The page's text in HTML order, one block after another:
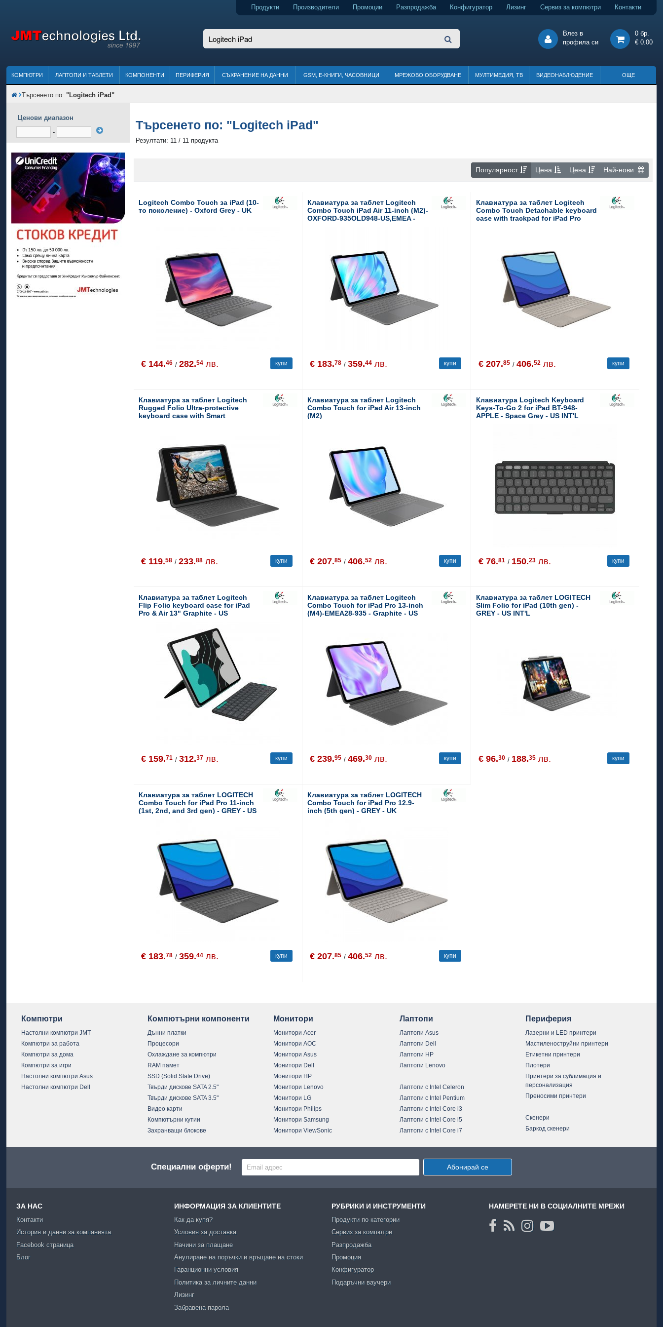
Продукти Производители Промоции Разпродажба Конфигуратор Лизинг Сервиз за компютри Контакти
Влез в
профила си
0 бр.
€ 0.00
КОМПЮТРИ ЛАПТОПИ И ТАБЛЕТИ КОМПОНЕНТИ ПЕРИФЕРИЯ СЪХРАНЕНИЕ НА ДАННИ GSM, Е-КНИГИ, ЧАСОВНИЦИ МРЕЖОВО ОБОРУДВАНЕ МУЛТИМЕДИЯ, ТВ ВИДЕОНАБЛЮДЕНИЕ ОЩЕ
Търсенето по: "Logitech iPad"
Ценови диапазон
-
Търсенето по: "Logitech iPad"
Резултати: 11 / 11 продукта
Популярност Цена Цена Най-нови
Logitech Combo Touch за iPad (10-
то поколение) - Oxford Grey - UK
€ 144.46 /282.54 лв. купи
Клавиатура за таблет Logitech
Combo Touch iPad Air 11-inch (M2)-
OXFORD-935OLD948-US,EMEA -
€ 183.78 /359.44 лв. купи
Клавиатура за таблет Logitech
Combo Touch Detachable keyboard
case with trackpad for iPad Pro
€ 207.85 / 406.52 лв. купи
Клавиатура за таблет Logitech
Rugged Folio Ultra-protective
keyboard case with Smart
€ 119.58 /233.88 лв. купи
Клавиатура за таблет Logitech
Combo Touch for iPad Air 13-inch
(M2)
€ 207.85 /406.52 лв. купи
Клавиатура Logitech Keyboard
Keys-To-Go 2 for iPad BT-948-
APPLE - Space Grey - US INT'L
€ 76.81 / 150.23 лв. купи
Клавиатура за таблет Logitech
Flip Folio keyboard case for iPad
Pro & Air 13" Graphite - US
€ 159.71 /312.37 лв. купи
Клавиатура за таблет Logitech
Combo Touch for iPad Pro 13-inch
(M4)-EMEA28-935 - Graphite - US
€ 239.95 /469.30 лв. купи
Клавиатура за таблет LOGITECH
Slim Folio for iPad (10th gen) -
GREY - US INT'L
€ 96.30 / 188.35 лв. купи
Клавиатура за таблет LOGITECH
Combo Touch for iPad Pro 11-inch
(1st, 2nd, and 3rd gen) - GREY - US
€ 183.78 /359.44 лв. купи
Клавиатура за таблет LOGITECH
Combo Touch for iPad Pro 12.9-
inch (5th gen) - GREY - UK
€ 207.85 /406.52 лв. купи
Компютри
Настолни компютри JMT
Компютри за работа
Компютри за дома
Компютри за игри
Настолни компютри Asus
Настолни компютри Dell
Компютърни компоненти
Дънни платки
Процесори
Охлаждане за компютри
RAM памет
SSD (Solid State Drive)
Твърди дискове SATA 2.5"
Твърди дискове SATA 3.5"
Видео карти
Компютърни кутии
Захранващи блокове
Монитори
Монитори Acer
Монитори AOC
Монитори Asus
Монитори Dell
Монитори HP
Монитори Lenovo
Монитори LG
Монитори Philips
Монитори Samsung
Монитори ViewSonic
Лаптопи
Лаптопи Asus
Лаптопи Dell
Лаптопи HP
Лаптопи Lenovo
Лаптопи с Intel Celeron
Лаптопи с Intel Pentium
Лаптопи с Intel Core i3
Лаптопи с Intel Core i5
Лаптопи с Intel Core i7
Периферия
Лазерни и LED принтери
Мастиленоструйни принтери
Етикетни принтери
Плотери
Принтери за сублимация и
персонализация
Преносими принтери
Скенери
Баркод скенери
Специални оферти! Абонирай се
ЗА НАС
Контакти
История и данни за компанията
Facebook страница
Блог
ИНФОРМАЦИЯ ЗА КЛИЕНТИТЕ
Как да купя?
Условия за доставка
Начини за плащане
Анулиране на поръчки и връщане на стоки
Гаранционни условия
Политика за личните данни
Лизинг
Забравена парола
РУБРИКИ И ИНСТРУМЕНТИ
Продукти по категории
Сервиз за компютри
Разпродажба
Промоция
Конфигуратор
Подаръчни ваучери
НАМЕРЕТЕ НИ В СОЦИАЛНИТЕ МРЕЖИ